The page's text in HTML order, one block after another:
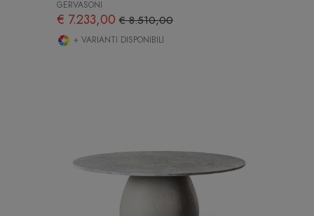
GERVASONI
€ 7.233,00€ 8.510,00
+ VARIANTI DISPONIBILI